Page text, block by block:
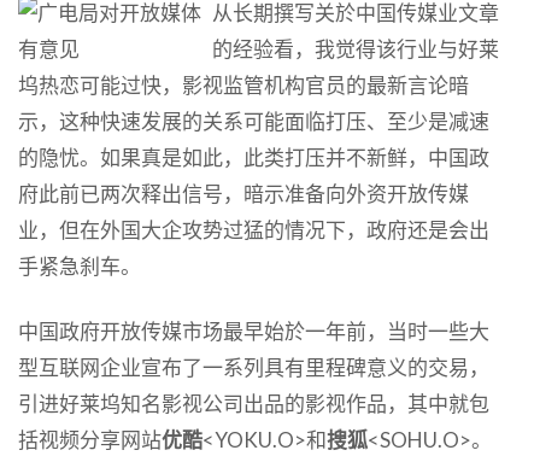
从长期撰写关於中国传媒业文章
的经验看，我觉得该行业与好莱
坞热恋可能过快，影视监管机构官员的最新言论暗
示，这种快速发展的关系可能面临打压、至少是减速
的隐忧。如果真是如此，此类打压并不新鲜，中国政
府此前已两次释出信号，暗示准备向外资开放传媒
业，但在外国大企攻势过猛的情况下，政府还是会出
手紧急刹车。
中国政府开放传媒市场最早始於一年前，当时一些大
型互联网企业宣布了一系列具有里程碑意义的交易，
引进好莱坞知名影视公司出品的影视作品，其中就包
括视频分享网站优酷<YOKU.O>和搜狐<SOHU.O>。